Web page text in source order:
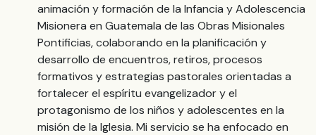
animación y formación de la Infancia y Adolescencia
Misionera en Guatemala de las Obras Misionales
Pontificias, colaborando en la planificación y
desarrollo de encuentros, retiros, procesos
formativos y estrategias pastorales orientadas a
fortalecer el espíritu evangelizador y el
protagonismo de los niños y adolescentes en la
misión de la Iglesia. Mi servicio se ha enfocado en